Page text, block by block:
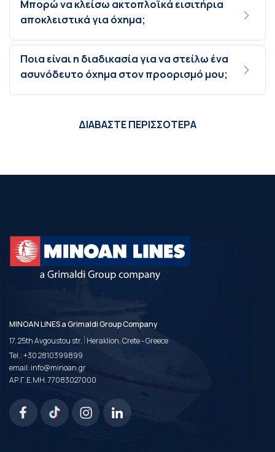
Μπορώ να κλείσω ακτοπλοϊκά εισιτήρια
αποκλειστικά για όχημα;
Ποια είναι η διαδικασία για να στείλω ένα
ασυνόδευτο όχημα στον προορισμό μου;
ΔΙΑΒΑΣΤΕ ΠΕΡΙΣΣΟΤΕΡΑ
MINOAN LINES a Grimaldi Group Company
17, 25th Avgoustou str. | Heraklion, Crete - Greece
Tel.:+30 2810399899
email:info@minoan.gr
ΑΡ.Γ.Ε.ΜΗ. 77083027000